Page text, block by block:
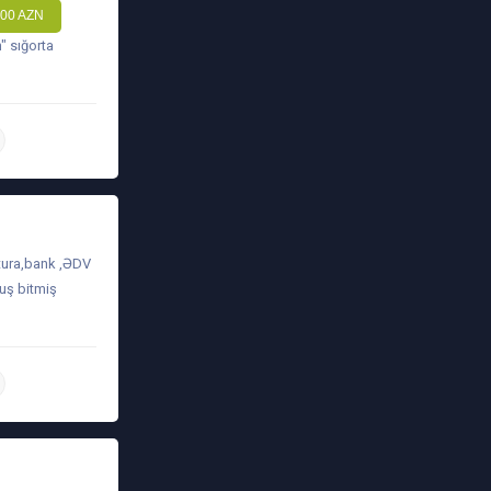
AZN
sığorta
,ƏDV
bitmiş